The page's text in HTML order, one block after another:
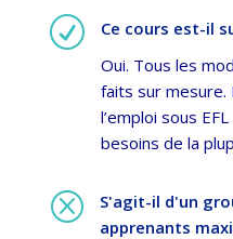
R
Ce cours est-il
Oui. Tous les
faits sur mesure.
l’emploi sous
besoins de la
Q
S'agit-il d'un
apprenants